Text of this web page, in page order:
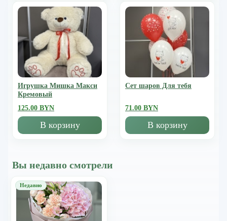
Игрушка Мишка Mакси
Кремовый
125.00 BYN
В корзину
Сет шаров Для тебя
71.00 BYN
В корзину
Вы недавно смотрели